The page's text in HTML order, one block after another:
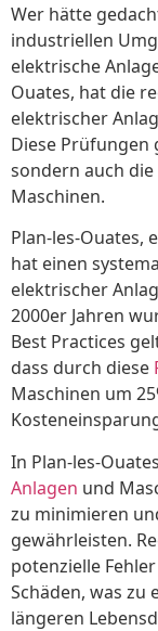
Wer hätte
industriellen
elektrische
Ouates, hat die
elektrischer
Diese Prüfungen
sondern auch
Maschinen.
Plan-les-Ouates,
hat einen
elektrischer
2000er Jahren
Best Practices
dass durch diese
Maschinen um
In Plan-les-
Anlagen und
zu minimieren
gewährleisten.
potenzielle
Schäden, was zu
längeren